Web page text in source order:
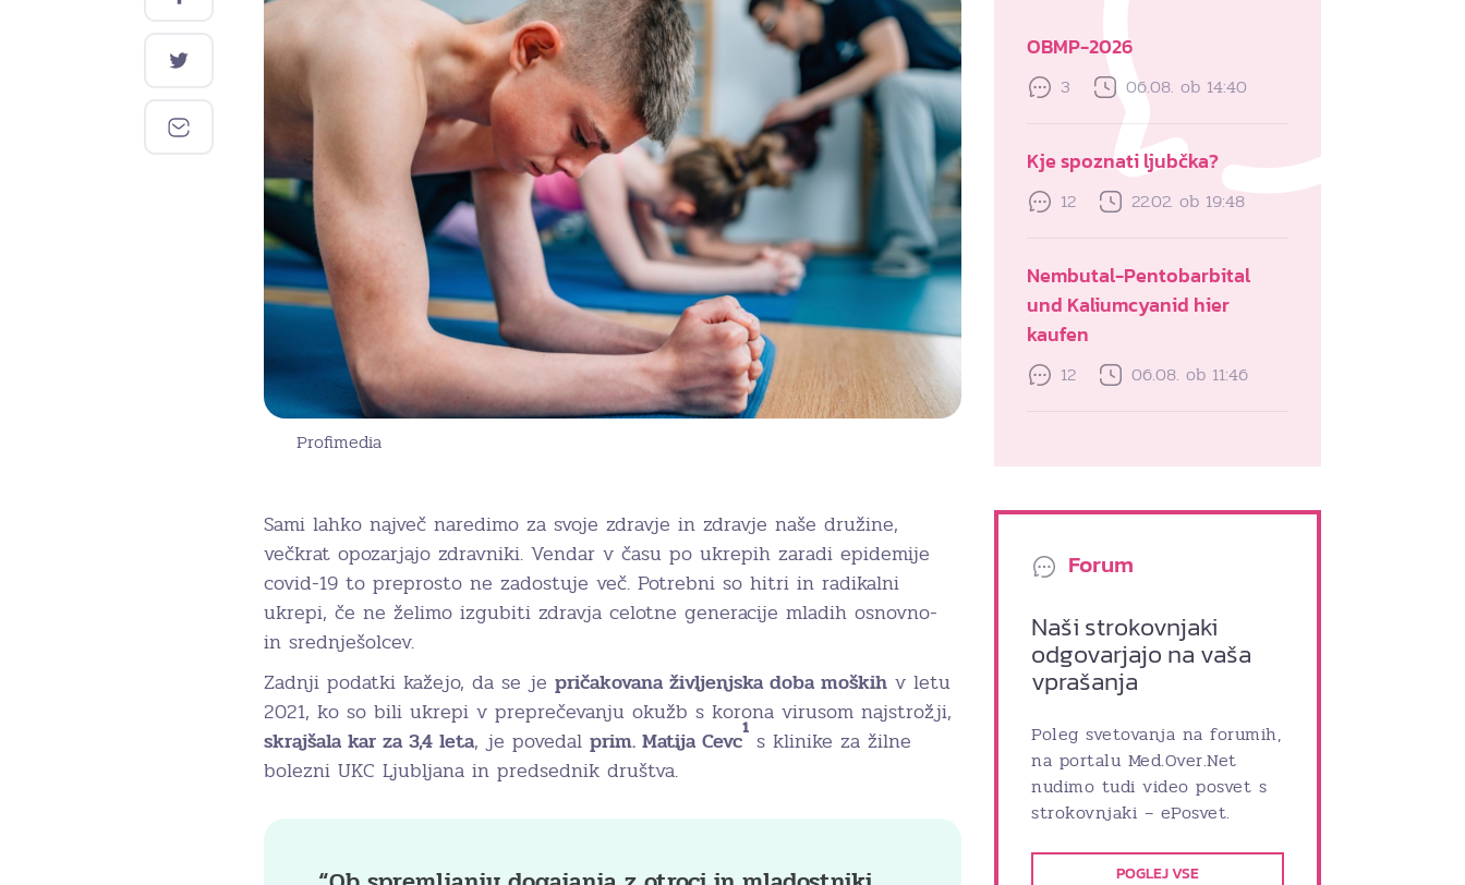
Profimedia
Sami lahko največ naredimo za svoje zdravje in zdravje naše družine,
večkrat opozarjajo zdravniki. Vendar v času po ukrepih zaradi epidemije
covid-19 to preprosto ne zadostuje več. Potrebni so hitri in radikalni
ukrepi, če ne želimo izgubiti zdravja celotne generacije mladih osnovno-
in srednješolcev.
Zadnji podatki kažejo, da se je pričakovana življenjska doba moških v letu
2021, ko so bili ukrepi v preprečevanju okužb s korona virusom najstrožji,
skrajšala kar za 3,4 leta, je povedal prim. Matija Cevc1 s klinike za žilne
bolezni UKC Ljubljana in predsednik društva.
OBMP-2026
3 06.08. ob 14:40
Kje spoznati ljubčka?
12 22.02. ob 19:48
Nembutal-Pentobarbital
und Kaliumcyanid hier
kaufen
12 06.08. ob 11:46
Forum
Naši strokovnjaki
odgovarjajo na vaša
vprašanja
Poleg svetovanja na forumih,
na portalu Med.Over.Net
nudimo tudi video posvet s
strokovnjaki – ePosvet.
POGLEJ VSE